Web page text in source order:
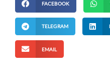
FACEBOOK
TELEGRAM
EMAIL